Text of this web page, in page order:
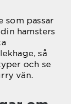
som passar
hamsters
så
och se
vän.